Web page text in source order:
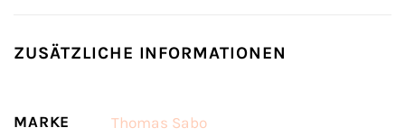
ZUSÄTZLICHE INFORMATIONEN
MARKE Thomas Sabo